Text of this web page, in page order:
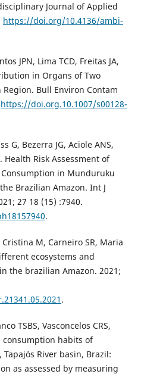
Journal of Applied
https://doi.org/10.4136/ambi-
JPN, Lima TCD, Freitas JA,
in Organs of Two
Bull Environ Contam
https://doi.org.10.1007/s00128-
G, Bezerra JG, Aciole ANS,
Health Risk Assessment of
in Munduruku
Brazilian Amazon. Int J
27 18 (15) :7940.
.
M, Carneiro SR, Maria
ecosystems and
the brazilian Amazon. 2021;
.
TSBS, Vasconcelos CRS,
consumption habits of
River basin, Brazil:
as assessed by measuring